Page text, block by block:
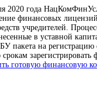
2020 года
финансовых лицензий
учредителей.
в уставной
пакета на
срокам
готовую финансовую